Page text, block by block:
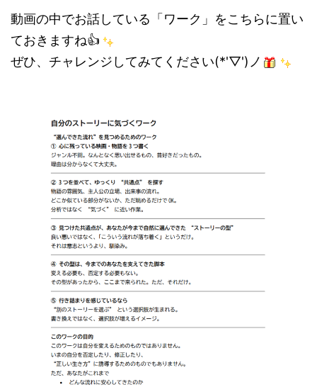
動画の中でお話している「ワーク」をこちらに置い
ておきますね👍
ぜひ、チャレンジしてみてください(*'▽')ノ